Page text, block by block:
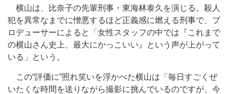
横山は、比奈子の先輩刑事・東海林泰久を演じる。殺人
犯を異常なまでに憎悪するほど正義感に燃える刑事で、プ
ロデューサーによると「女性スタッフの中では『これまで
の横山さん史上、最大にかっこいい』という声が上がって
いる」という。
この“評価に”照れ笑いを浮かべた横山は「毎日すごくぜ
いたくな時間を送りながら撮影に挑んでいるのですが、今